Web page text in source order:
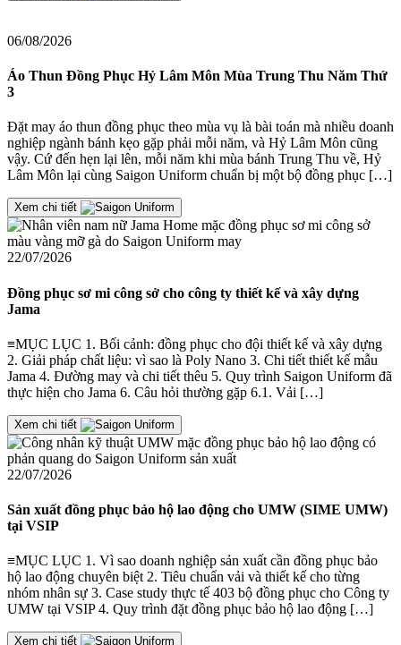
06/08/2026
Áo Thun Đồng Phục Hỷ Lâm Môn Mùa Trung Thu Năm Thứ
3
Đặt may áo thun đồng phục theo mùa vụ là bài toán mà nhiều doanh
nghiệp ngành bánh kẹo gặp phải mỗi năm, và Hỷ Lâm Môn cũng
vậy. Cứ đến hẹn lại lên, mỗi năm khi mùa bánh Trung Thu về, Hỷ
Lâm Môn lại cùng Saigon Uniform chuẩn bị một bộ đồng phục […]
Xem chi tiết
22/07/2026
Đồng phục sơ mi công sở cho công ty thiết kế và xây dựng
Jama
≡MỤC LỤC 1. Bối cảnh: đồng phục cho đội thiết kế và xây dựng
2. Giải pháp chất liệu: vì sao là Poly Nano 3. Chi tiết thiết kế mẫu
Jama 4. Đường may và chi tiết thêu 5. Quy trình Saigon Uniform đã
thực hiện cho Jama 6. Câu hỏi thường gặp 6.1. Vải […]
Xem chi tiết
22/07/2026
Sản xuất đồng phục bảo hộ lao động cho UMW (SIME UMW)
tại VSIP
≡MỤC LỤC 1. Vì sao doanh nghiệp sản xuất cần đồng phục bảo
hộ lao động chuyên biệt 2. Tiêu chuẩn vải và thiết kế cho từng
nhóm nhân sự 3. Case study thực tế 403 bộ đồng phục cho Công ty
UMW tại VSIP 4. Quy trình đặt đồng phục bảo hộ lao động […]
Xem chi tiết